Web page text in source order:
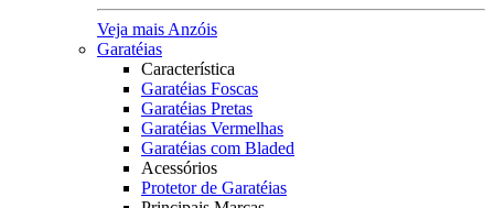
Veja mais Anzóis
Garatéias
Característica
Garatéias Foscas
Garatéias Pretas
Garatéias Vermelhas
Garatéias com Bladed
Acessórios
Protetor de Garatéias